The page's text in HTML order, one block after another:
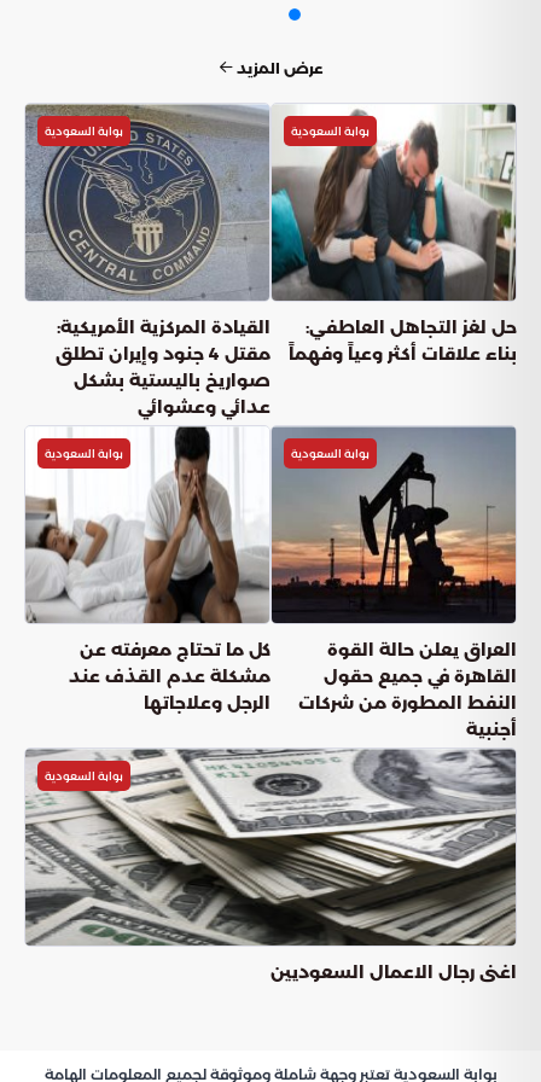
عرض المزيد
بوابة السعودية
حل لغز التجاهل العاطفي:
بناء علاقات أكثر وعياً وفهماً
بوابة السعودية
القيادة المركزية الأمريكية:
مقتل 4 جنود وإيران تطلق
صواريخ باليستية بشكل
عدائي وعشوائي
بوابة السعودية
العراق يعلن حالة القوة
القاهرة في جميع حقول
النفط المطورة من شركات
أجنبية
بوابة السعودية
كل ما تحتاج معرفته عن
مشكلة عدم القذف عند
الرجل وعلاجاتها
بوابة السعودية
اغنى رجال الاعمال السعوديين
بوابة السعودية تعتبر وجهة شاملة وموثوقة لجميع المعلومات الهامة